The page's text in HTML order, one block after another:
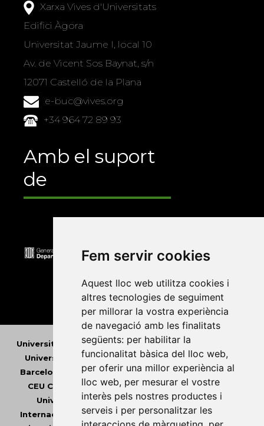
Fem servir cookies
Aquest lloc web utilitza cookies i
altres tecnologies de seguiment
per millorar la vostra experiència
de navegació amb les finalitats
següents: per habilitar la
funcionalitat bàsica del lloc web,
per oferir una millor experiència al
lloc web, per mesurar el vostre
interès pels nostres productes i
serveis i per personalitzar les
Xarxa Vives d'Universitats
Edifici Àgora
Universitat Jaume I, local 10
Av. de Vicent Sos Baynat, s/n
12071 Castelló de la Plana
e-buc@vives.org
+34 964 72 89 93
Amb el suport
de
Universitat Abat Oliba CEU•Universitat d'Alacant
Universitat d'Andorra•Universitat Autònoma de
Barcelona
Universitat de Barcelona• Universitat
CEU Cardenal Herrera•Universitat de Girona
Universitat de les Illes Balears•Universitat
Internacional de Catalunya •Universitat Jaume I